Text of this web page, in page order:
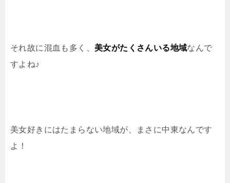
それ故に混血も多く、 美女がたくさんいる地域なんで
すよね♪
美女好きにはたまらない地域が、まさに中東なんです
よ！